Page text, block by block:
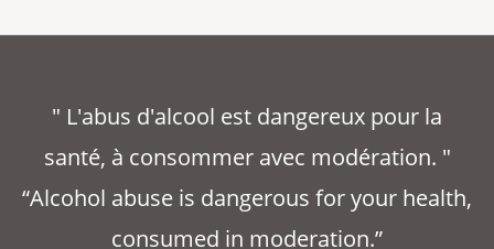
" L'abus d'alcool est dangereux pour la
santé, à consommer avec modération. "
“Alcohol abuse is dangerous for your health,
consumed in moderation.”